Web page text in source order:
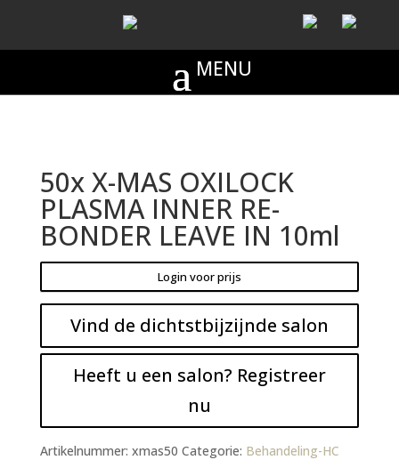
50x X-MAS OXILOCK
PLASMA INNER RE-
BONDER LEAVE IN 10ml
Login voor prijs
Vind de dichtstbijzijnde salon
Heeft u een salon? Registreer
nu
Artikelnummer: xmas50 Categorie: Behandeling-HC